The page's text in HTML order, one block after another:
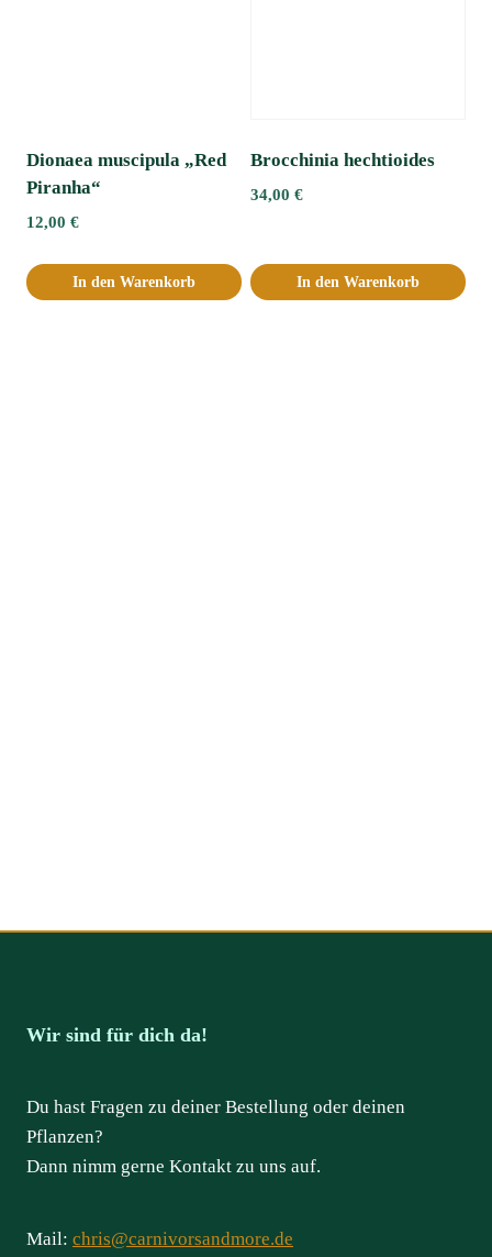
Dionaea muscipula „Red
Piranha“
12,00 €
In den Warenkorb
Brocchinia hechtioides
34,00 €
In den Warenkorb
Wir sind für dich da!
Du hast Fragen zu deiner Bestellung oder deinen
Pflanzen?
Dann nimm gerne Kontakt zu uns auf.
Mail: chris@carnivorsandmore.de